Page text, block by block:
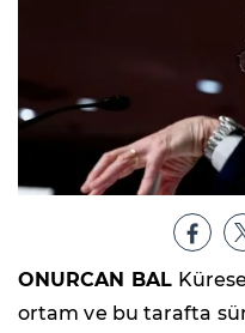
ONURCAN BAL
ortam ve bu tarafta